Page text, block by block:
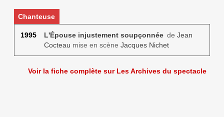
Chanteuse
1995 L'Épouse injustement soupçonnéede Jean
Cocteau mise en scène Jacques Nichet
Voir la fiche complète sur Les Archives du spectacle